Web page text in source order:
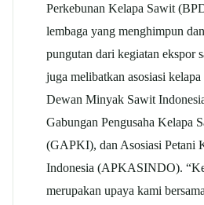
Perkebunan Kelapa Sawit
lembaga yang menghimpun
pungutan dari kegiatan ekspor
juga melibatkan asosiasi
Dewan Minyak Sawit
Gabungan Pengusaha Kelapa
(GAPKI), dan Asosiasi Petani
Indonesia (APKASINDO).
merupakan upaya kami